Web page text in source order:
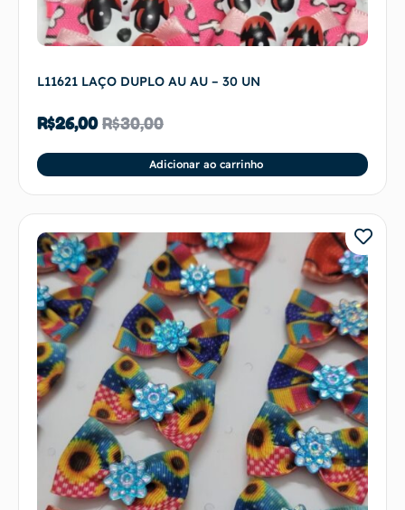
L11621 LAÇO DUPLO AU AU – 30 UN
R$30,00
R$26,00
Adicionar ao carrinho